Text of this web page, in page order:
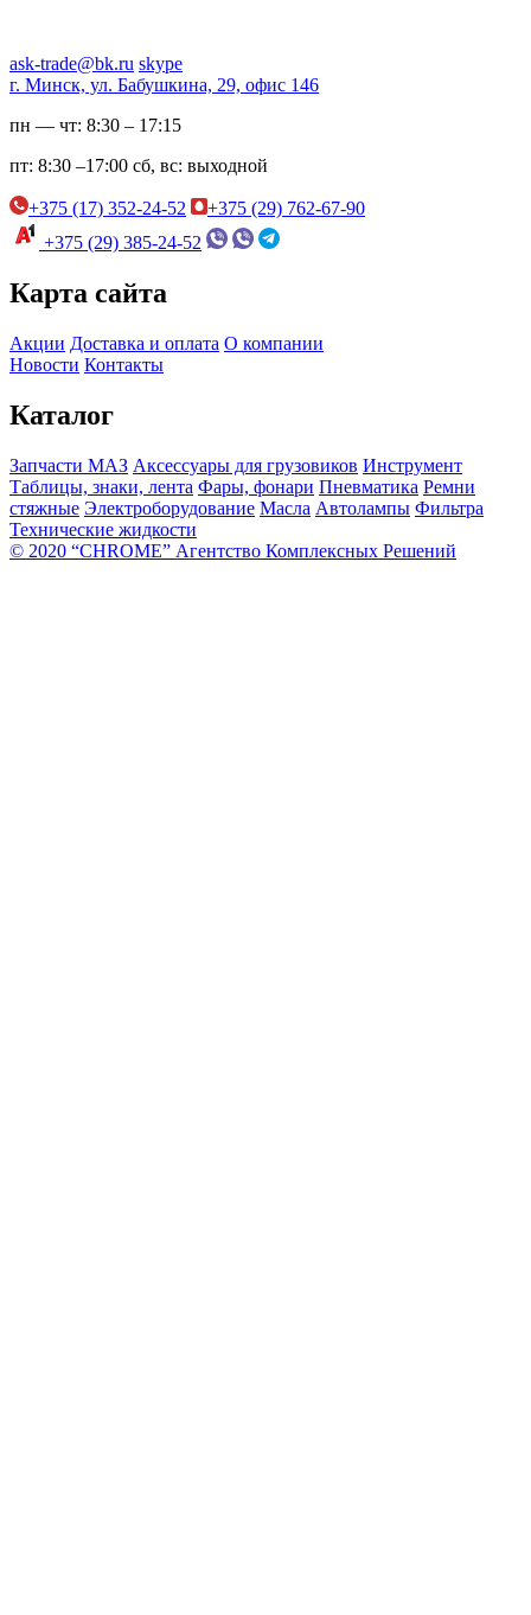
ask-trade@bk.ru skype
г. Минск, ул. Бабушкина, 29, офис 146
пн — чт: 8:30 – 17:15
пт: 8:30 –17:00 сб, вс: выходной
+375 (17) 352-24-52
+375 (29) 762-67-90
+375 (29) 385-24-52
Карта сайта
Акции Доставка и оплата О компании
Новости Контакты
Каталог
Запчасти МАЗ Аксессуары для грузовиков Инструмент
Таблицы, знаки, лента Фары, фонари Пневматика Ремни
стяжные Электроборудование Масла Автолампы Фильтра
Технические жидкости
© 2020 “CHROME” Агентство Комплексных Решений